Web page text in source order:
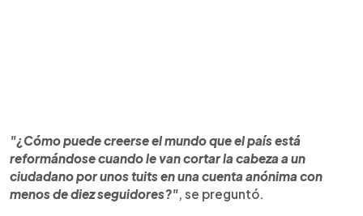
"¿Cómo puede creerse el mundo que el país está
reformándose cuando le van cortar la cabeza a un
ciudadano por unos tuits en una cuenta anónima con
menos de diez seguidores?", se preguntó.